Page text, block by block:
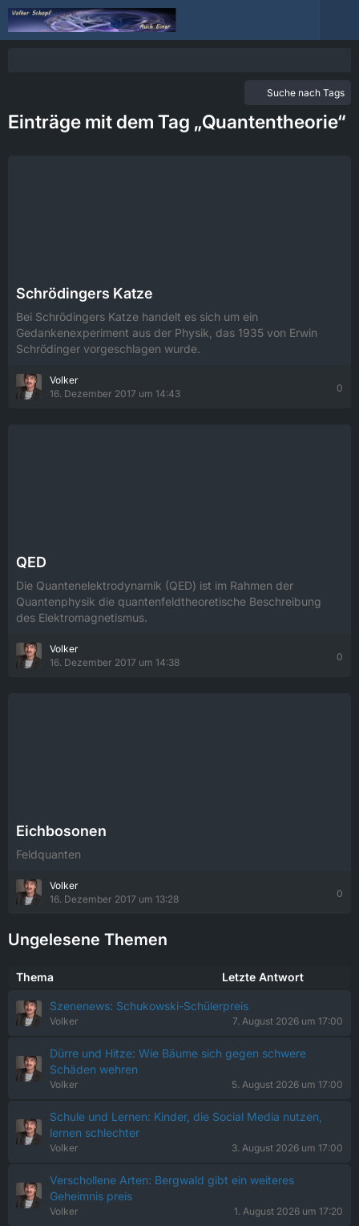
Suche nach Tags
Einträge mit dem Tag „Quantentheorie“
Schrödingers Katze
Bei Schrödingers Katze handelt es sich um ein
Gedankenexperiment aus der Physik, das 1935 von Erwin
Schrödinger vorgeschlagen wurde.
Volker
16. Dezember 2017 um 14:43
0
QED
Die Quantenelektrodynamik (QED) ist im Rahmen der
Quantenphysik die quantenfeldtheoretische Beschreibung
des Elektromagnetismus.
Volker
16. Dezember 2017 um 14:38
0
Eichbosonen
Feldquanten
Volker
16. Dezember 2017 um 13:28
0
Ungelesene Themen
Thema Letzte Antwort
Szenenews: Schukowski-Schülerpreis
Volker 7. August 2026 um 17:00
Dürre und Hitze: Wie Bäume sich gegen schwere
Schäden wehren
Volker 5. August 2026 um 17:00
Schule und Lernen: Kinder, die Social Media nutzen,
lernen schlechter
Volker 3. August 2026 um 17:00
Verschollene Arten: Bergwald gibt ein weiteres
Geheimnis preis
Volker 1. August 2026 um 17:20